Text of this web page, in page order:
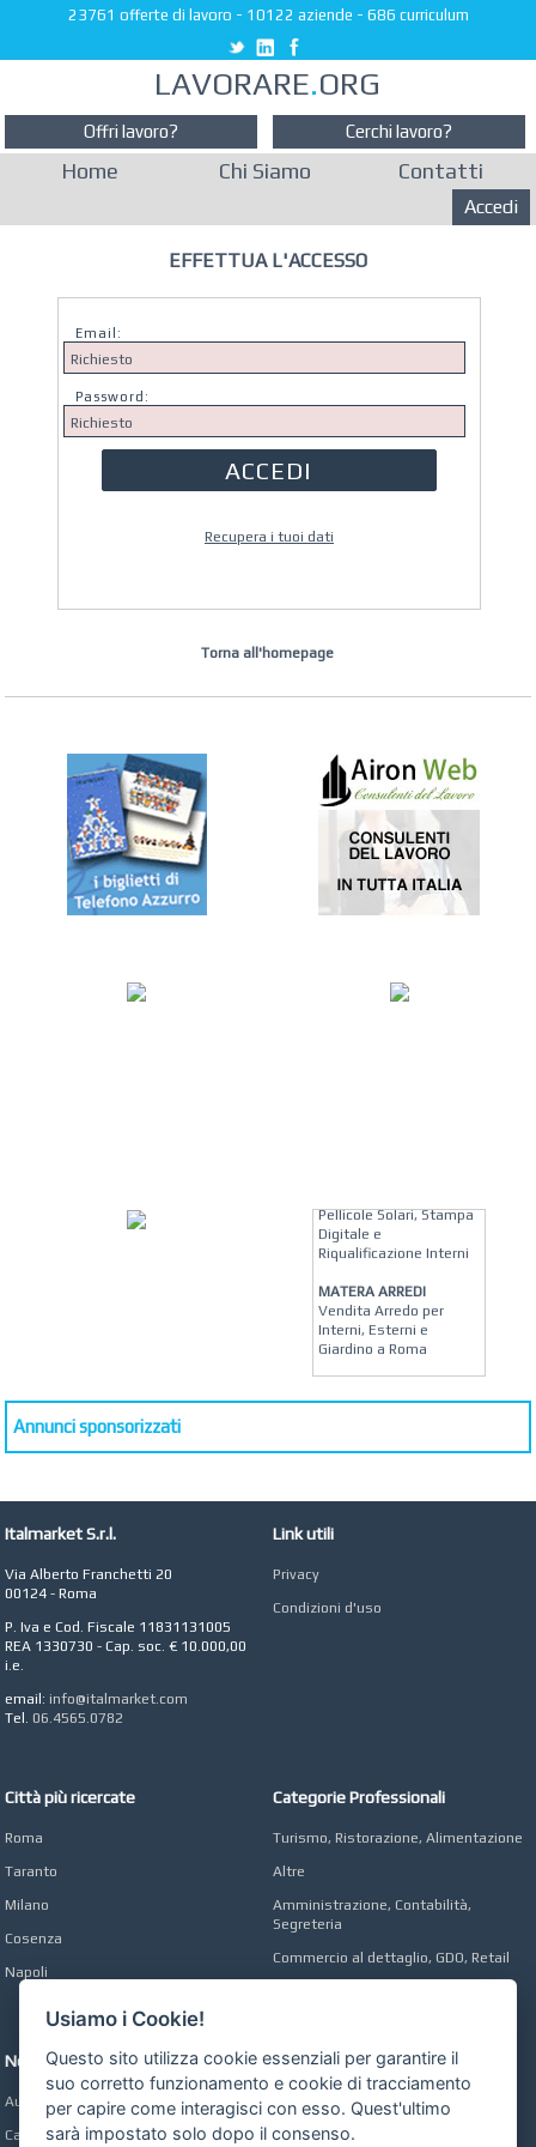
23761 offerte di lavoro - 10122 aziende - 686 curriculum
LAVORARE.ORG
Offri lavoro? Cerchi lavoro?
Home Chi Siamo Contatti
Accedi
EFFETTUA L'ACCESSO
Email:
Password:
Recupera i tuoi dati
Torna all'homepage
Pellicole Solari, Stampa
Digitale e
Riqualificazione Interni
MATERA ARREDI
Vendita Arredo per
Interni, Esterni e
Giardino a Roma
Antonella Micci,
AZIENDA AGRICOLA DI
Azienda Agricola a
Digital marketing e Web
Annunci sponsorizzati
Italmarket S.r.l.
Via Alberto Franchetti 20
00124 - Roma
P. Iva e Cod. Fiscale 11831131005
REA 1330730 - Cap. soc. € 10.000,00
i.e.
email: info@italmarket.com
Tel. 06.4565.0782
Link utili
Privacy
Condizioni d'uso
Città più ricercate
Roma
Taranto
Milano
Cosenza
Napoli
Categorie Professionali
Turismo, Ristorazione, Alimentazione
Altre
Amministrazione, Contabilità,
Segreteria
Commercio al dettaglio, GDO, Retail
Network
Automobili Online
Case Online
Usiamo i Cookie!
Questo sito utilizza cookie essenziali per garantire il
suo corretto funzionamento e cookie di tracciamento
per capire come interagisci con esso. Quest'ultimo
sarà impostato solo dopo il consenso.